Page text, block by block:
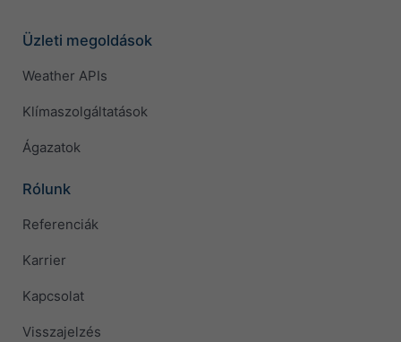
Üzleti megoldások
Weather APIs
Klímaszolgáltatások
Ágazatok
Rólunk
Referenciák
Karrier
Kapcsolat
Visszajelzés